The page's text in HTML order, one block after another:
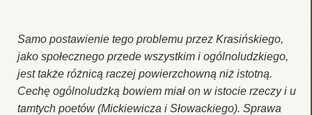
Samo postawienie tego problemu przez Krasińskiego,
jako społecznego przede wszystkim i ogólnoludzkiego,
jest także różnicą raczej powierzchowną niż istotną.
Cechę ogólnoludzką bowiem miał on w istocie rzeczy i u
tamtych poetów (Mickiewicza i Słowackiego). Sprawa